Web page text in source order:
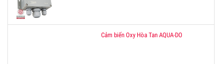
Cảm biến Oxy Hòa Tan AQUA-DO